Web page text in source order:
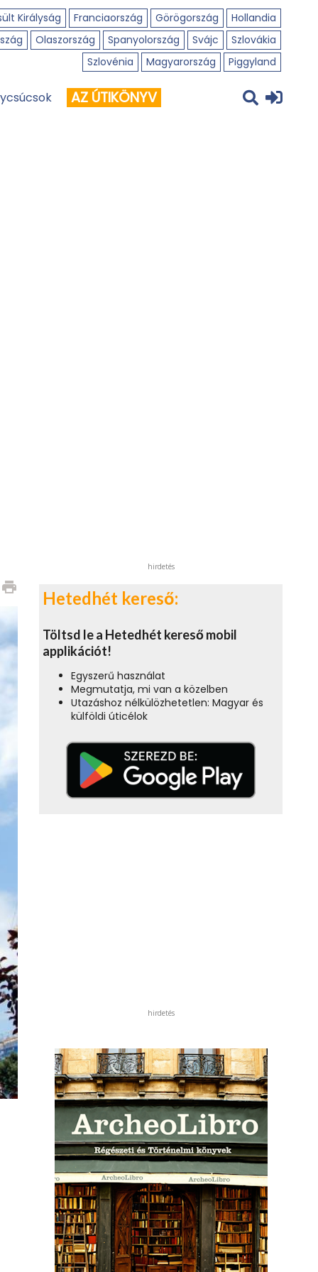
Királyság Franciaország Görögország
Hollandia
Olaszország Spanyolország Svájc
Szlovákia
Szlovénia
Magyarország Piggyland
AZ ÚTIKÖNYV
print
hirdetés
Hetedhét kereső:
Töltsd le a Hetedhét kereső mobil
applikációt!
Egyszerű használat
Megmutatja, mi van a közelben
Utazáshoz nélkülözhetetlen: Magyar és
külföldi úticélok
hirdetés